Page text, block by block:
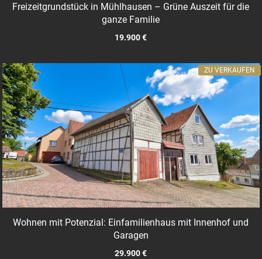
Freizeitgrundstück in Mühlhausen – Grüne Auszeit für die
ganze Familie
19.900 €
Wohnen mit Potenzial: Einfamilienhaus mit Innenhof und
Garagen
29.900 €
ZU VERKAUFEN